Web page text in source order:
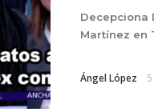
Decepciona
Martínez en
Ángel López